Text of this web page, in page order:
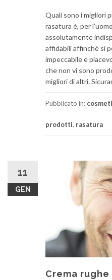
Quali sono i migliori
rasatura è, per
assolutamente
affidabili affinchè si
impeccabile e
che non vi sono
migliori di altri.
Pubblicato in:
prodotti, rasatura
11
GEN
Crema